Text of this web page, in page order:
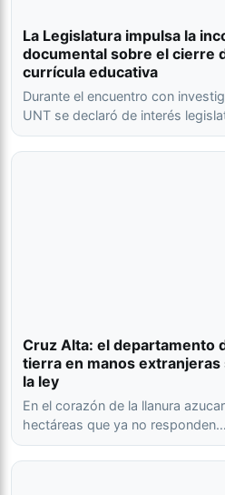
La Legislatura impulsa la
documental sobre el cierre
currícula educativa
Durante el encuentro con
UNT se declaró de interés
Cruz Alta: el departamento
tierra en manos
la ley
En el corazón de la llanura
hectáreas que ya no responden…